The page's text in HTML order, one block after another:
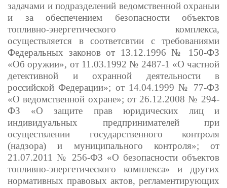
задачами и подразделений ведомственной охраныи
и за обеспечением безопасности объектов
топливно-энергетического комплекса,
осуществляется в соответсвтии с требованиями
Федеральных законов от 13.12.1996 № 150-ФЗ
«Об оружии», от 11.03.1992 № 2487-1 «О частной
детективной и охранной деятельности в
российской Федерации»; от 14.04.1999 № 77-ФЗ
«О ведомственной охране»; от 26.12.2008 № 294-
ФЗ «О защите прав юридических лиц и
индивидуальных предпринимателей при
осуществлении государственного контроля
(надзора) и муниципального контроля»; от
21.07.2011 № 256-ФЗ «О безопасности объектов
топливно-энергетического комплекса» и других
нормативных правовых актов, регламентирующих